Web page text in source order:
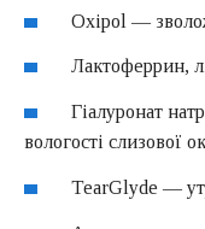
Oxipol —
Лактоферрин,
Гіалуронат
вологості слизової
TearGlyde —